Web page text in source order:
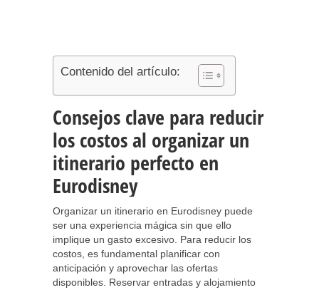
Contenido del artículo:
Consejos clave para reducir
los costos al organizar un
itinerario perfecto en
Eurodisney
Organizar un itinerario en Eurodisney puede
ser una experiencia mágica sin que ello
implique un gasto excesivo. Para reducir los
costos, es fundamental planificar con
anticipación y aprovechar las ofertas
disponibles. Reservar entradas y alojamiento